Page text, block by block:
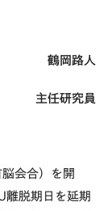
鶴岡路人
主任研究員
会合）を開
脱期日を延期